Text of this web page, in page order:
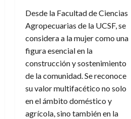
Desde la Facultad de Ciencias
Agropecuarias de la UCSF, se
considera a la mujer como una
figura esencial en la
construcción y sostenimiento
de la comunidad. Se reconoce
su valor multifacético no solo
en el ámbito doméstico y
agrícola, sino también en la